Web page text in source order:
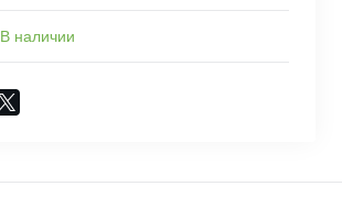
В наличии